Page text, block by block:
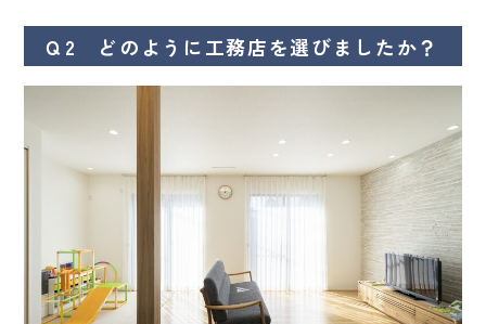
Ｑ2 どのように工務店を選びましたか？